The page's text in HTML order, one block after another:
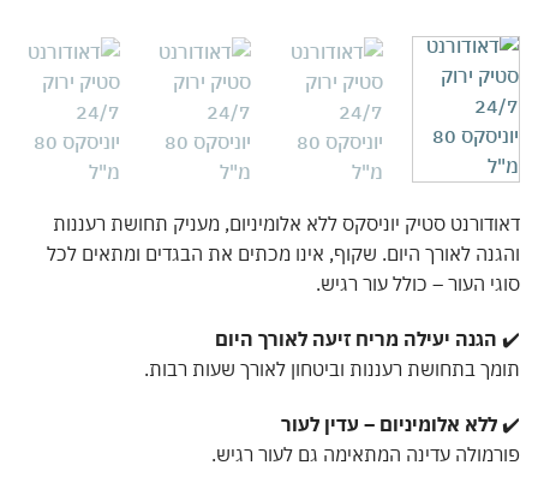
סטיק יוניסקס ללא אלומיניום, מעניק תחושת רעננות
לאורך היום. שקוף, אינו מכתים את הבגדים ומתאים לכל
העור – כולל עור רגיש.
הגנה יעילה מריח זיעה לאורך היום
בתחושת רעננות וביטחון לאורך שעות רבות.
ללא אלומיניום – עדין לעור
עדינה המתאימה גם לעור רגיש.